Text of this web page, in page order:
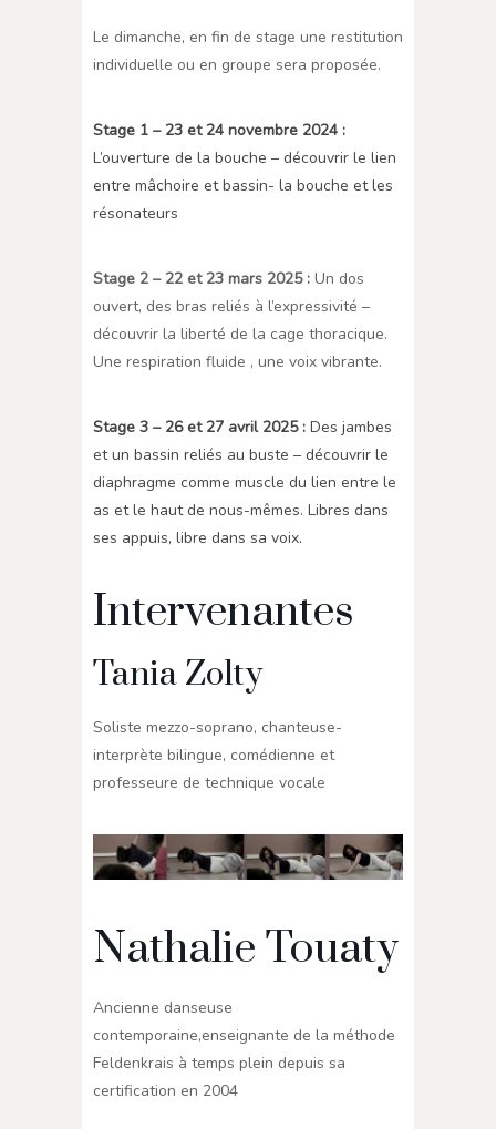
Le dimanche, en fin de stage une restitution
individuelle ou en groupe sera proposée.
Stage 1 – 23 et 24 novembre 2024 :
L’ouverture de la bouche – découvrir le lien
entre mâchoire et bassin- la bouche et les
résonateurs
Stage 2 – 22 et 23 mars 2025 : Un dos
ouvert, des bras reliés à l’expressivité –
découvrir la liberté de la cage thoracique.
Une respiration fluide , une voix vibrante.
Stage 3 – 26 et 27 avril 2025 : Des jambes
et un bassin reliés au buste – découvrir le
diaphragme comme muscle du lien entre le
as et le haut de nous-mêmes. Libres dans
ses appuis, libre dans sa voix.
Intervenantes
Tania Zolty
Soliste mezzo-soprano, chanteuse-
interprète bilingue, comédienne et
professeure de technique vocale
Nathalie Touaty
Ancienne danseuse
contemporaine,enseignante de la méthode
Feldenkrais à temps plein depuis sa
certification en 2004